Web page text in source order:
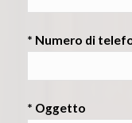
* Numero di
* Oggetto